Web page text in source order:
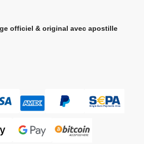
officiel & original avec apostille